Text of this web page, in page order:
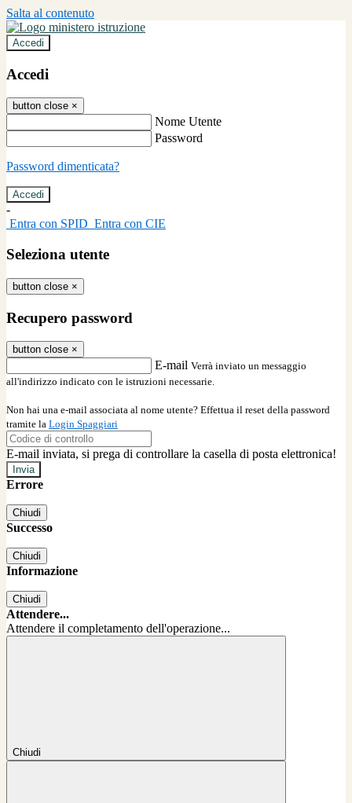
Salta al contenuto
Accedi
Accedi
button close ×
Nome Utente
Password
Password dimenticata?
-
Entra con SPID Entra con CIE
Seleziona utente
button close ×
Recupero password
button close ×
E-mail Verrà inviato un messaggio
all'indirizzo indicato con le istruzioni necessarie.
Non hai una e-mail associata al nome utente? Effettua il reset della password
tramite la Login Spaggiari
E-mail inviata, si prega di controllare la casella di posta elettronica!
Errore
Chiudi
Successo
Chiudi
Informazione
Chiudi
Attendere...
Attendere il completamento dell'operazione...
Chiudi